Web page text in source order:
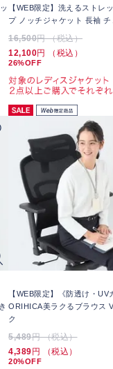
【WEB限定】洗えるストレ
プ ノッチジャケット 長袖 チ
16,500円 （税込）
12,100円 （税込）
26%OFF
【WEB限定】《防透け・UV
ORIHICA美ラクるブラウス
ク
5,489円 （税込）
4,389円 （税込）
20%OFF